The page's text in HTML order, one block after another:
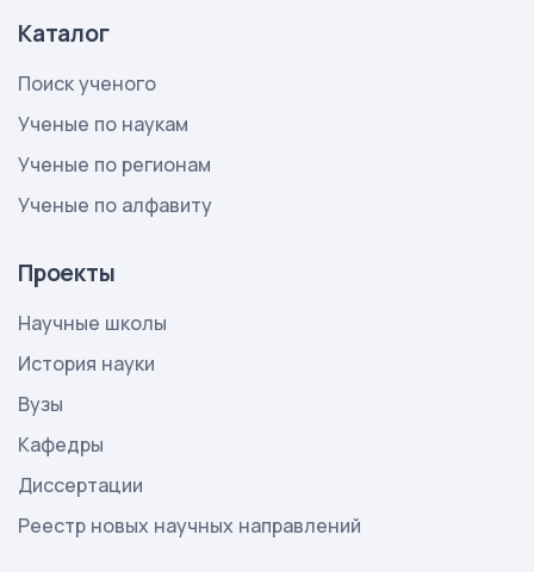
Каталог
Поиск ученого
Ученые по наукам
Ученые по регионам
Ученые по алфавиту
Проекты
Научные школы
История науки
Вузы
Кафедры
Диссертации
Реестр новых научных направлений